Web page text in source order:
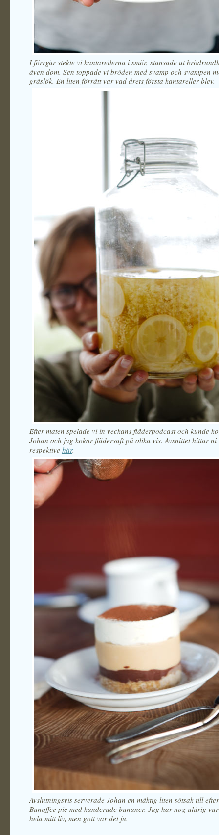
I förrgår stekte vi kantarellerna i smör, stansade ut
även dom. Sen toppade vi bröden med svamp och svampen
gräslök. En liten förrätt var vad årets första kantareller blev.
Efter maten spelade vi in veckans fläderpodcast och kunde
Johan och jag kokar flädersaft på olika vis. Avsnittet hittar ni
respektive här.
Avslutningsvis serverade Johan en mäktig liten sötsak till
Banoffee pie med kanderade bananer. Jag har nog aldrig
hela mitt liv, men gott var det ju.